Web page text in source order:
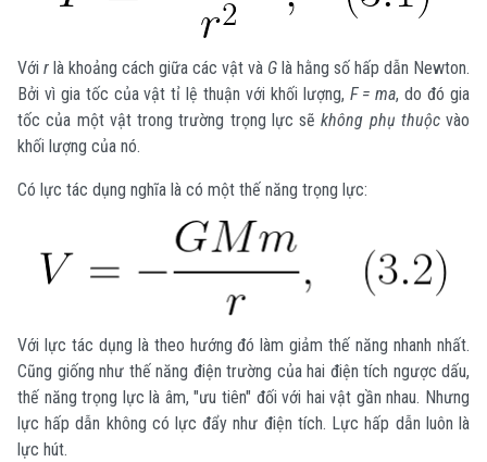
Với r là khoảng cách giữa các vật và G là hằng số hấp dẫn Newton.
Bởi vì gia tốc của vật tỉ lệ thuận với khối lượng, F = ma, do đó gia
tốc của một vật trong trường trọng lực sẽkhông phụ thuộcvào
khối lượng của nó.
Có lực tác dụng nghĩa là có một thế năng trọng lực:
Với lực tác dụng là theo hướng đó làm giảm thế năng nhanh nhất.
Cũng giống như thế năng điện trường của hai điện tích ngược dấu,
thế năng trọng lực là âm, "ưu tiên" đối với hai vật gần nhau. Nhưng
lực hấp dẫn không có lực đẩy như điện tích. Lực hấp dẫn luôn là
lực hút.